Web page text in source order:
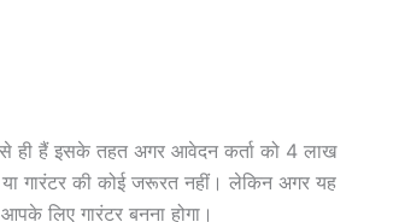
ही हैं इसके तहत अगर आवेदन कर्ता को 4 लाख
गारंटर की कोई जरूरत नहीं। लेकिन अगर यह
लिए गारंटर बनना होगा।